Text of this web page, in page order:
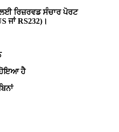
ਰਿਜ਼ਰਵਡ ਸੰਚਾਰ ਪੋਰਟ
ਜਾਂ RS232)।
ਹੋਇਆ ਹੈ